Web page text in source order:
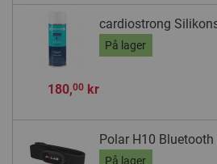
cardiostrong
På lager
180,00kr
Polar H10
På lager